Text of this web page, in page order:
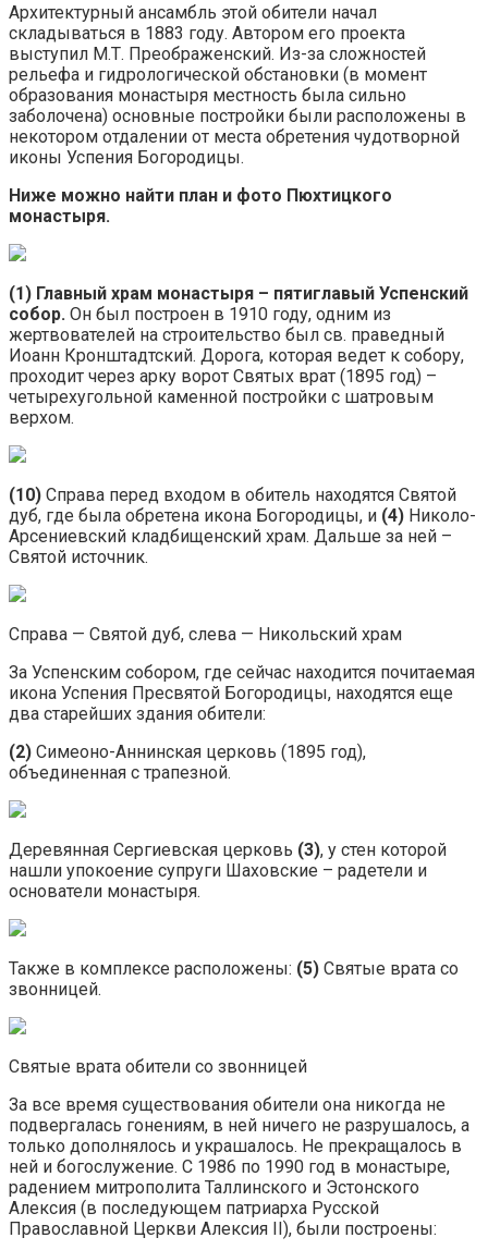
Архитектурный ансамбль этой обители начал
складываться в 1883 году. Автором его проекта
выступил М.Т. Преображенский. Из-за сложностей
рельефа и гидрологической обстановки (в момент
образования монастыря местность была сильно
заболочена) основные постройки были расположены в
некотором отдалении от места обретения чудотворной
иконы Успения Богородицы.
Ниже можно найти план и фото Пюхтицкого
монастыря.
(1) Главный храм монастыря – пятиглавый Успенский
собор. Он был построен в 1910 году, одним из
жертвователей на строительство был св. праведный
Иоанн Кронштадтский. Дорога, которая ведет к собору,
проходит через арку ворот Святых врат (1895 год) –
четырехугольной каменной постройки с шатровым
верхом.
(10) Справа перед входом в обитель находятся Святой
дуб, где была обретена икона Богородицы, и (4) Николо-
Арсениевский кладбищенский храм. Дальше за ней –
Святой источник.
Справа — Святой дуб, слева — Никольский храм
За Успенским собором, где сейчас находится почитаемая
икона Успения Пресвятой Богородицы, находятся еще
два старейших здания обители:
(2) Симеоно-Аннинская церковь (1895 год),
объединенная с трапезной.
Деревянная Сергиевская церковь (3), у стен которой
нашли упокоение супруги Шаховские – радетели и
основатели монастыря.
Также в комплексе расположены: (5) Святые врата со
звонницей.
Святые врата обители со звонницей
За все время существования обители она никогда не
подвергалась гонениям, в ней ничего не разрушалось, а
только дополнялось и украшалось. Не прекращалось в
ней и богослужение. С 1986 по 1990 год в монастыре,
радением митрополита Таллинского и Эстонского
Алексия (в последующем патриарха Русской
Православной Церкви Алексия II), были построены: